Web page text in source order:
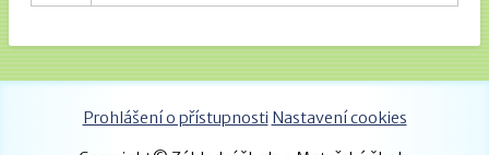
Prohlášení o přístupnosti Nastavení cookies